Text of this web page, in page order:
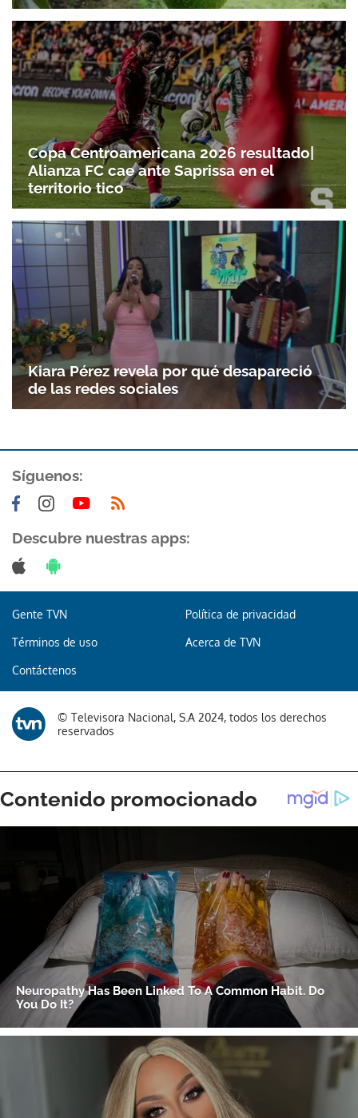
Gracias por suscribirte a nuestro boletín.
ACEPTAR
Copa Centroamericana 2026 resultado|
Alianza FC cae ante Saprissa en el
territorio tico
Kiara Pérez revela por qué desapareció
de las redes sociales
Síguenos:
Descubre nuestras apps:
Gente TVN Política de privacidad
Términos de uso Acerca de TVN
Contáctenos
© Televisora Nacional, S.A 2024, todos los derechos
reservados